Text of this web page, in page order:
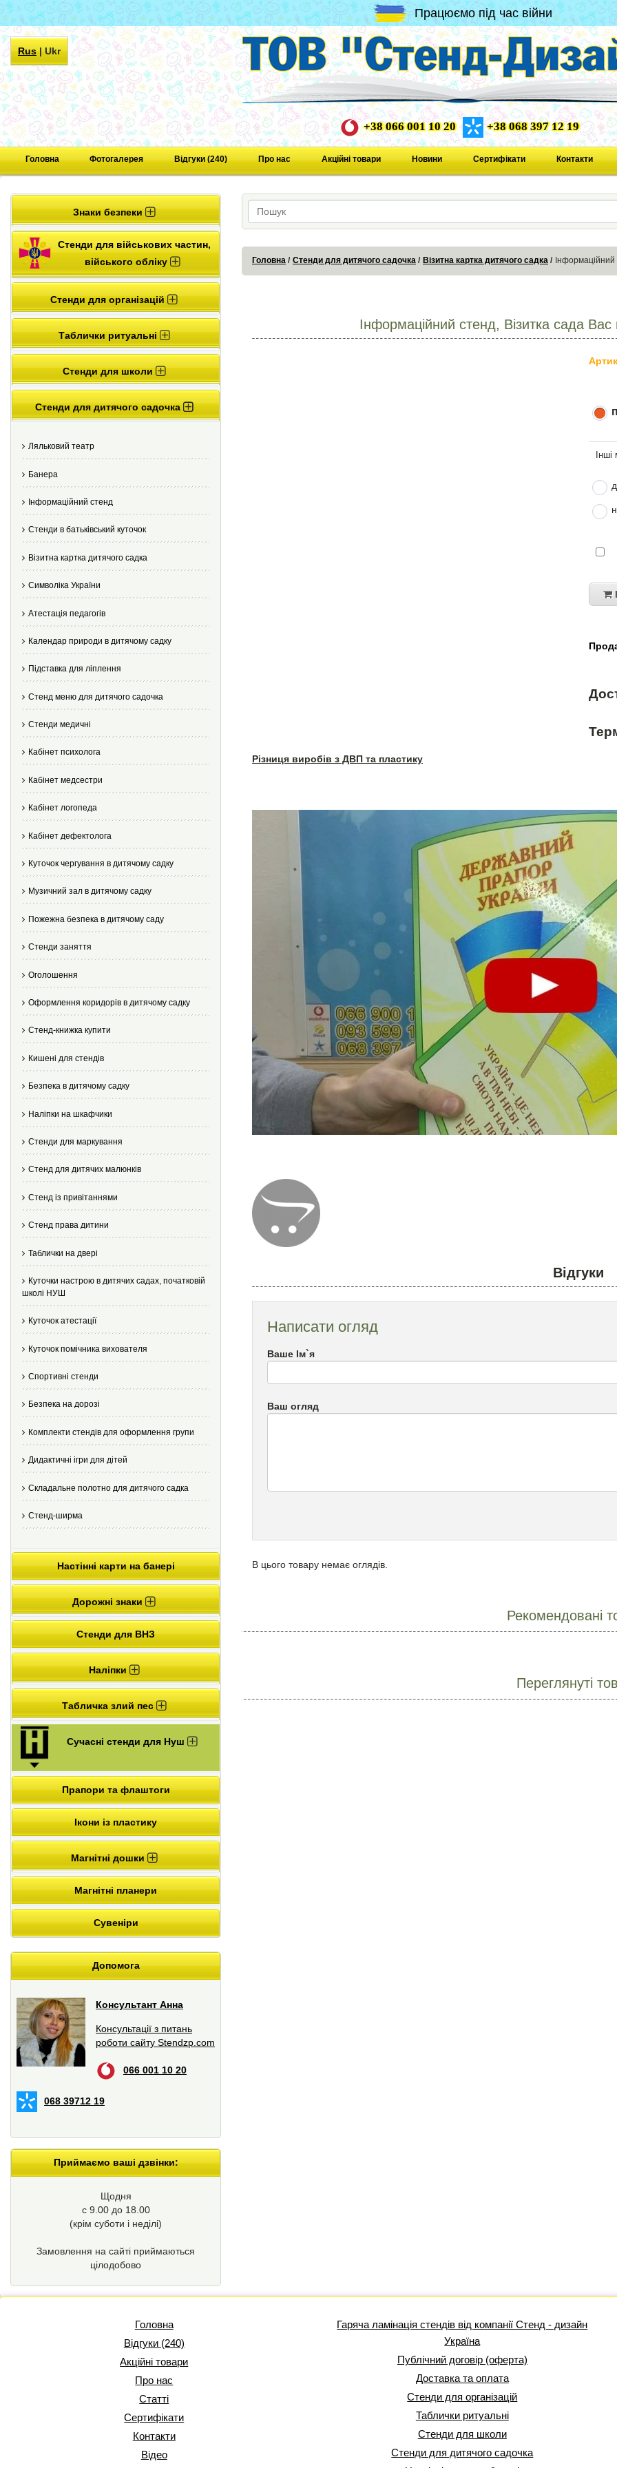
Працюємо під час війни
Rus|Ukr
+38 066 001 10 20 +38 068 397 12 19
Головна Фотогалерея Відгуки (240) Про нас Акційні товари Новини Сертифікати Контакти
Знаки безпеки
Стенди для військових частин,
війського обліку
Стенди для організацій
Таблички ритуальні
Стенди для школи
Стенди для дитячого садочка
Ляльковий театр
Банера
Інформаційний стенд
Стенди в батьківський куточок
Візитна картка дитячого садка
Cимволіка України
Атестація педагогів
Календар природи в дитячому садку
Підставка для ліплення
Стенд меню для дитячого садочка
Стенди медичні
Кабінет психолога
Кабінет медсестри
Кабінет логопеда
Кабінет дефектолога
Куточок чергування в дитячому садку
Музичний зал в дитячому садку
Пожежна безпека в дитячому саду
Стенди заняття
Оголошення
Оформлення коридорів в дитячому садку
Стенд-книжка купити
Кишені для стендів
Безпека в дитячому садку
Наліпки на шкафчики
Стенди для маркування
Стенд для дитячих малюнків
Стенд із привітаннями
Стенд права дитини
Таблички на двері
Куточки настрою в дитячих садах, початковій
школі НУШ
Куточок атестації
Куточок помічника вихователя
Спортивні стенди
Безпека на дорозі
Комплекти стендів для оформлення групи
Дидактичні ігри для дітей
Складальне полотно для дитячого садка
Стенд-ширма
Настінні карти на банері
Дорожні знаки
Стенди для ВНЗ
Наліпки
Табличка злий пес
Сучасні стенди для Нуш
Прапори та флаштоги
Ікони із пластику
Магнітні дошки
Магнітні планери
Сувеніри
Допомога
Консультант Анна
Консультації з питань
роботи сайту Stendzp.com
066 001 10 20
068 39712 19
Приймаємо ваші дзвінки:
Щодня
с 9.00 до 18.00
(крім суботи і неділі)
Замовлення на сайті приймаються
цілодобово
Головна Стенди для дитячого садочка Візитна картка дитячого садка
Інформаційний стенд, Візитка сада
Різниця виробів з ДВП та пластику
Відгуки
Написати огляд
Ваше Ім`я
Ваш огляд
В цього товару немає оглядів.
Рекомендовані
Переглянуті
Головна
Відгуки (240)
Акційні товари
Про нас
Статті
Сертифікати
Контакти
Відео
Гаряча ламінація стендів від компанії Стенд - дизайн
Україна
Публічний договір (оферта)
Доставка та оплата
Стенди для організацій
Таблички ритуальні
Стенди для школи
Стенди для дитячого садочка